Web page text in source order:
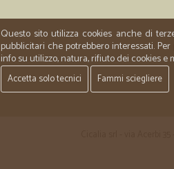
Questo sito utilizza cookies anche di
pubblicitari che potrebbero interessati.
info su utilizzo, natura, rifiuto dei cookies
Accetta solo tecnici Fammi sciegliere